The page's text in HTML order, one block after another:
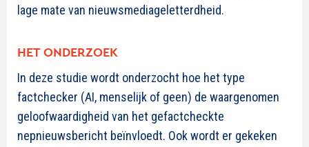
lage mate van nieuwsmediageletterdheid.
HET ONDERZOEK
In deze studie wordt onderzocht hoe het type
factchecker (AI, menselijk of geen) de waargenomen
geloofwaardigheid van het gefactcheckte
nepnieuwsbericht beïnvloedt. Ook wordt er gekeken